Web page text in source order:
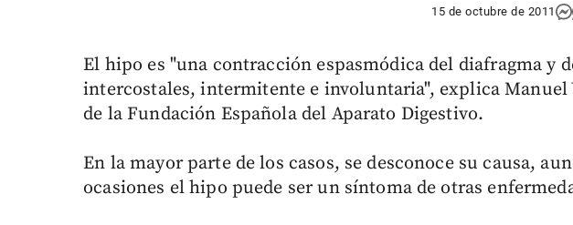
15 de octubre de 2011
El hipo es "una contracción espasmódica del diafragma y
intercostales, intermitente e involuntaria", explica Manuel
de la Fundación Española del Aparato Digestivo.
En la mayor parte de los casos, se desconoce su causa,
ocasiones el hipo puede ser un síntoma de otras